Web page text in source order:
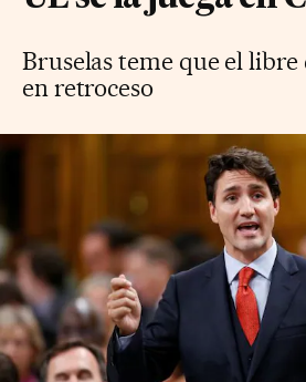
Bruselas teme que el
en retroceso